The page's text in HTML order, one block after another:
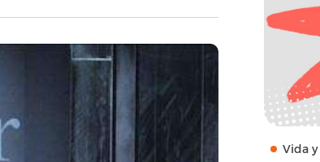
Vida